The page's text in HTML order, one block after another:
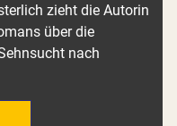
zieht die Autorin
über die
nach